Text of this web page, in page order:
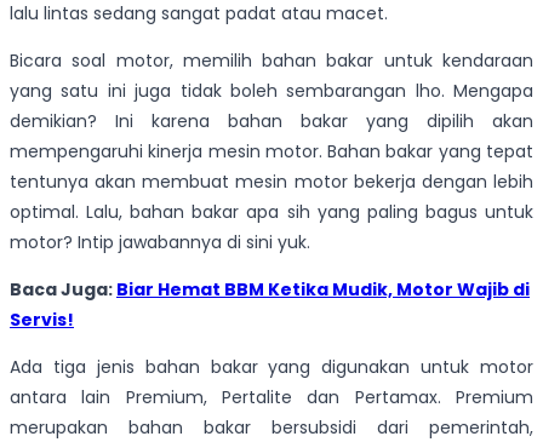
lalu lintas sedang sangat padat atau macet.
Bicara soal motor, memilih bahan bakar untuk kendaraan
yang satu ini juga tidak boleh sembarangan lho. Mengapa
demikian? Ini karena bahan bakar yang dipilih akan
mempengaruhi kinerja mesin motor. Bahan bakar yang tepat
tentunya akan membuat mesin motor bekerja dengan lebih
optimal. Lalu, bahan bakar apa sih yang paling bagus untuk
motor? Intip jawabannya di sini yuk.
Baca Juga: Biar Hemat BBM Ketika Mudik, Motor Wajib di
Servis!
Ada tiga jenis bahan bakar yang digunakan untuk motor
antara lain Premium, Pertalite dan Pertamax. Premium
merupakan bahan bakar bersubsidi dari pemerintah,